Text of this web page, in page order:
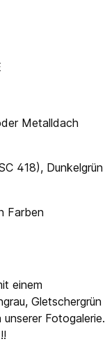
Metalldach
418), Dunkelgrün
Farben
einem
Gletschergrün
Fotogalerie.